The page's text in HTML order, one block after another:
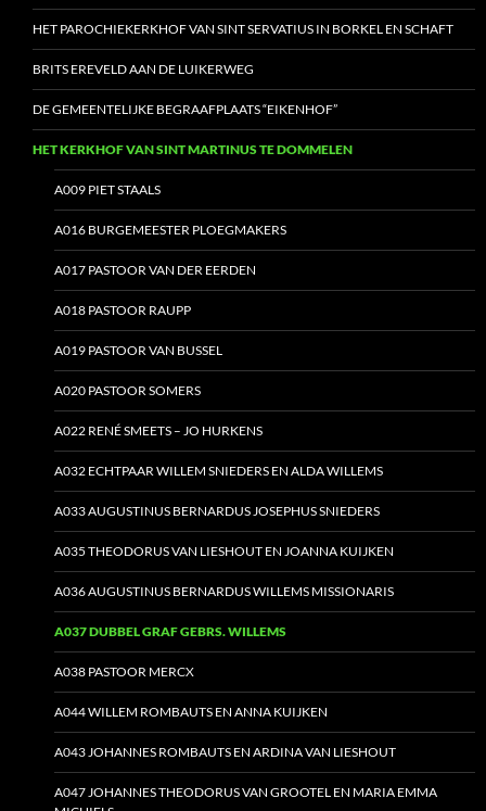
HET PAROCHIEKERKHOF VAN SINT SERVATIUS IN BORKEL EN SCHAFT
BRITS EREVELD AAN DE LUIKERWEG
DE GEMEENTELIJKE BEGRAAFPLAATS “EIKENHOF”
HET KERKHOF VAN SINT MARTINUS TE DOMMELEN
A009 PIET STAALS
A016 BURGEMEESTER PLOEGMAKERS
A017 PASTOOR VAN DER EERDEN
A018 PASTOOR RAUPP
A019 PASTOOR VAN BUSSEL
A020 PASTOOR SOMERS
A022 RENÉ SMEETS – JO HURKENS
A032 ECHTPAAR WILLEM SNIEDERS EN ALDA WILLEMS
A033 AUGUSTINUS BERNARDUS JOSEPHUS SNIEDERS
A035 THEODORUS VAN LIESHOUT EN JOANNA KUIJKEN
A036 AUGUSTINUS BERNARDUS WILLEMS MISSIONARIS
A037 DUBBEL GRAF GEBRS. WILLEMS
A038 PASTOOR MERCX
A044 WILLEM ROMBAUTS EN ANNA KUIJKEN
A043 JOHANNES ROMBAUTS EN ARDINA VAN LIESHOUT
A047 JOHANNES THEODORUS VAN GROOTEL EN MARIA EMMA